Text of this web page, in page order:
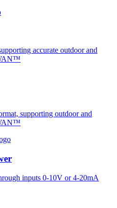
accurate outdoor and
supporting outdoor and
inputs 0-10V or 4-20mA